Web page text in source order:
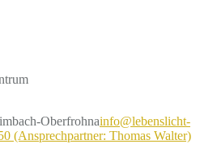
Oberfrohnainfo@lebenslicht-
(Ansprechpartner: Thomas Walter)